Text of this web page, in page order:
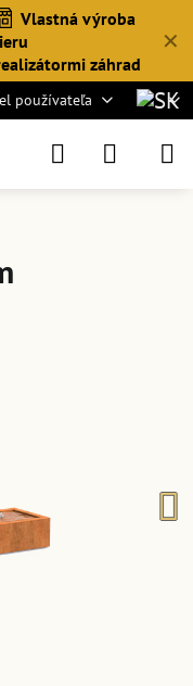
✕
Vlastná výroba
záhrad
používateľa